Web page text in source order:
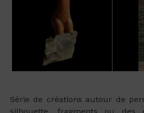
Série de créations autour de